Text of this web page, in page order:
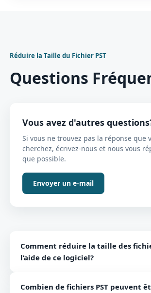
Réduire la Taille du Fichier PST
Questions
Vous avez d'autres
Si vous ne trouvez pas la réponse que
cherchez, écrivez-nous et nous vous
que possible.
Envoyer un e-mail
Comment réduire la taille des
l’aide de ce logiciel?
PST - Installez le logiciel et chargez les
Combien de fichiers PST peuvent